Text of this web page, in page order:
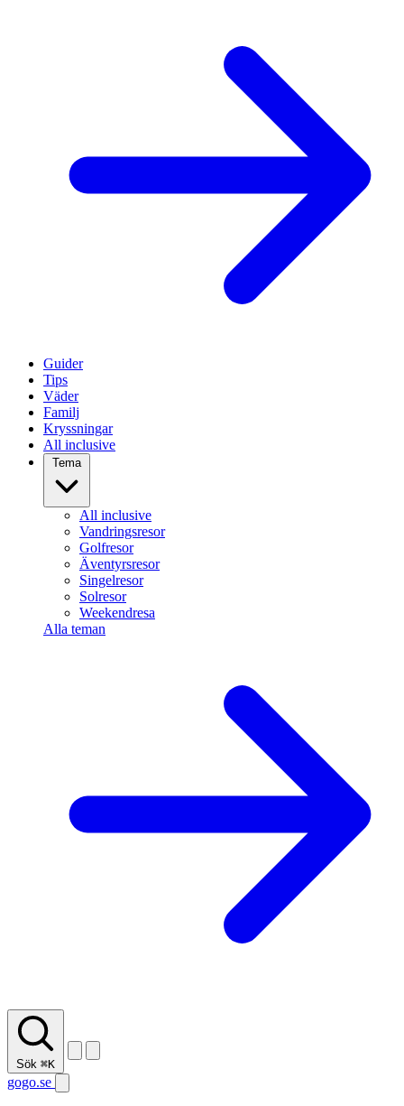
Guider
Tips
Väder
Familj
Kryssningar
All inclusive
Tema
All inclusive
Vandringsresor
Golfresor
Äventyrsresor
Singelresor
Solresor
Weekendresa
Alla teman
Sök ⌘K
gogo.se